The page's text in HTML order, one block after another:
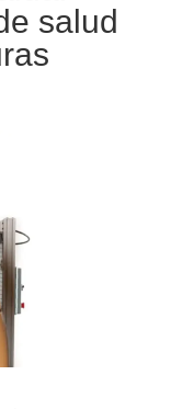
salud